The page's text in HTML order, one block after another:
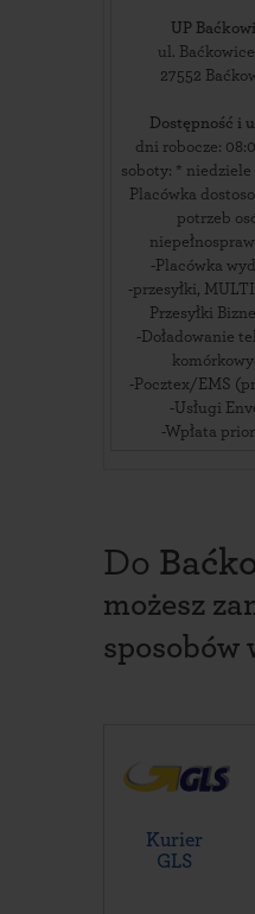
UP
ul.
27552
Dostępność i
dni robocze:
soboty: * niedziele
Placówka
potrzeb
-Placówka
-przesyłki,
Przesyłki
-Doładowanie
-Pocztex/EMS
-Usługi
-Wpłata
Do
możesz
sposobów
Kurier
GLS